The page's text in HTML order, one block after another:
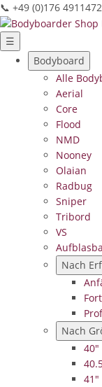
📞 +49 (0)176
☰
Bodyboard
Alle
Aerial
Core
Flood
NMD
Nooney
Olaian
Radbug
Sniper
Tribord
VS
Nach
Nach
40"
41"